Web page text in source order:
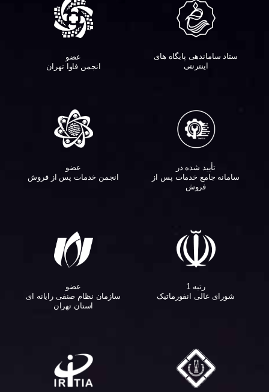
ستاد ساماندهی پایگاه های
اینترنتی
عضو
انجمن فاوا تهران
تأیید شده در
سامانه جامع خدمات پس از
فروش
عضو
انجمن خدمات پس از فروش
رتبه 1
شورای عالی انفورماتیک
عضو
سازمان نظام صنفی رایانه ای
استان تهران